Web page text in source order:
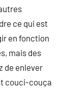
ce qui est
en fonction
mais des
de enlever
couci-couça